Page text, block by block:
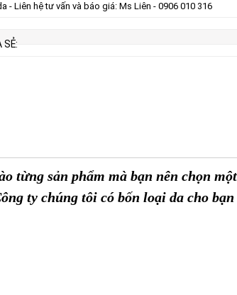
- Liên hệ tư vấn và báo giá: Ms Liên - 0906 010 316
SẺ:
từng sản phẩm mà bạn nên chọn
ty chúng tôi có bốn loại da cho